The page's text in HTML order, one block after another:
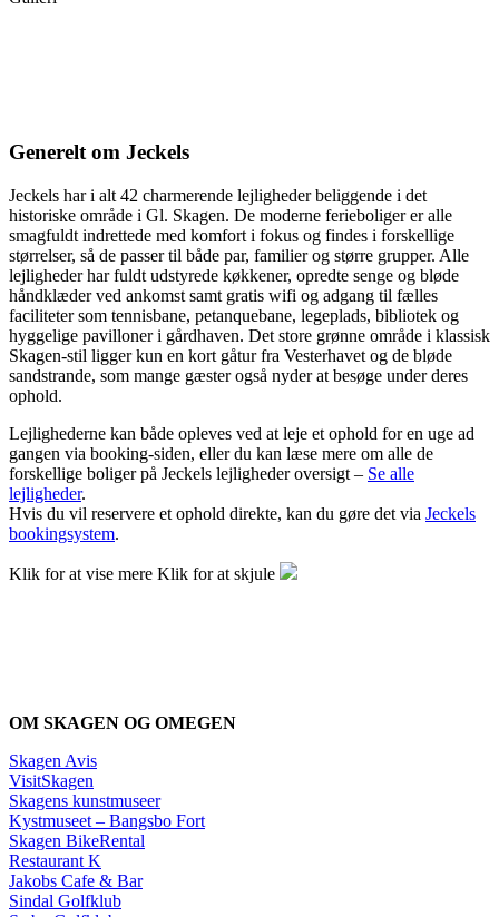
Generelt om Jeckels
Jeckels har i alt 42 charmerende lejligheder beliggende i det
historiske område i Gl. Skagen. De moderne ferieboliger er alle
smagfuldt indrettede med komfort i fokus og findes i forskellige
størrelser, så de passer til både par, familier og større grupper. Alle
lejligheder har fuldt udstyrede køkkener, opredte senge og bløde
håndklæder ved ankomst samt gratis wifi og adgang til fælles
faciliteter som tennisbane, petanquebane, legeplads, bibliotek og
hyggelige pavilloner i gårdhaven. Det store grønne område i klassisk
Skagen-stil ligger kun en kort gåtur fra Vesterhavet og de bløde
sandstrande, som mange gæster også nyder at besøge under deres
ophold.
Lejlighederne kan både opleves ved at leje et ophold for en uge ad
gangen via booking-siden, eller du kan læse mere om alle de
forskellige boliger på Jeckels lejligheder oversigt – Se alle
lejligheder.
Hvis du vil reservere et ophold direkte, kan du gøre det via Jeckels
bookingsystem.
Klik for at vise mere Klik for at skjule
OM SKAGEN OG OMEGEN
Skagen Avis
VisitSkagen
Skagens kunstmuseer
Kystmuseet – Bangsbo Fort
Skagen BikeRental
Restaurant K
Jakobs Cafe & Bar
Sindal Golfklub